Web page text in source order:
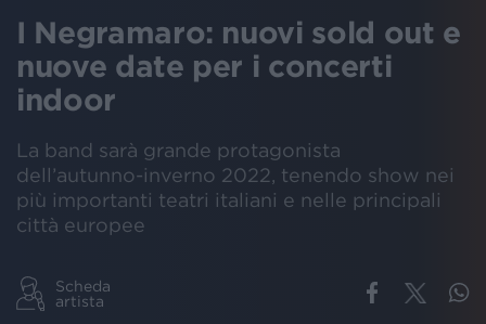
I Negramaro: nuovi sold out e
nuove date per i concerti
indoor
La band sarà grande protagonista
dell’autunno-inverno 2022, tenendo show nei
più importanti teatri italiani e nelle principali
città europee
Scheda
artista